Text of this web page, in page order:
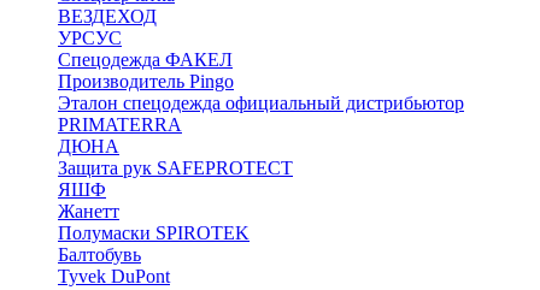
ВЕЗДЕХОД
УРСУС
Спецодежда ФАКЕЛ
Производитель Pingo
Эталон спецодежда официальный дистрибьютор
PRIMATERRA
ДЮНА
Защита рук SAFEPROTECT
ЯШФ
Жанетт
Полумаски SPIROTEK
Балтобувь
Tyvek DuPont